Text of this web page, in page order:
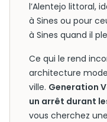
l’Alentejo littoral,
à Sines ou pour
à Sines quand il
Ce qui le rend
architecture
ville. Generation
un arrêt durant
vous cherchez